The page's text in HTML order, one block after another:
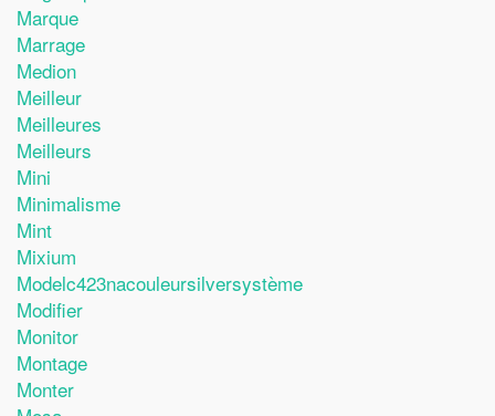
Marque
Marrage
Medion
Meilleur
Meilleures
Meilleurs
Mini
Minimalisme
Mint
Mixium
Modelc423nacouleursilversystème
Modifier
Monitor
Montage
Monter